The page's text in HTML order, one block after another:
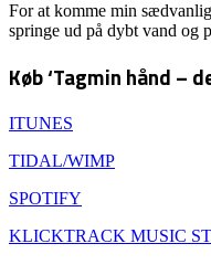
For at komme min
springe ud på dybt vand og
Køb ‘Tagmin hånd –
ITUNES
TIDAL/WIMP
SPOTIFY
KLICKTRACK MUSIC